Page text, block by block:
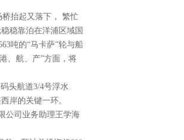
抬起又落下， 繁忙
稳靠泊在洋浦区域国
吨的“马卡萨”轮与船
、航、产”方面，将
头航道3/4号浮水
岸的关键一环。
公司业务助理王学海